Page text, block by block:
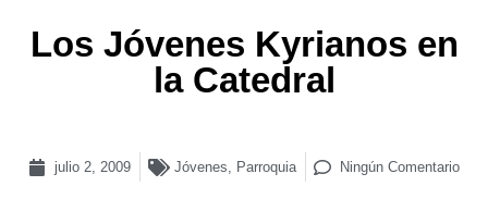
Los Jóvenes Kyrianos en
la Catedral
julio 2, 2009 Jóvenes, Parroquia Ningún Comentario